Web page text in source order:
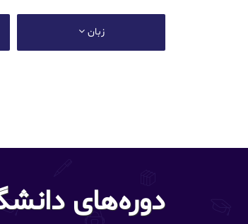
زبان
دوره‌های